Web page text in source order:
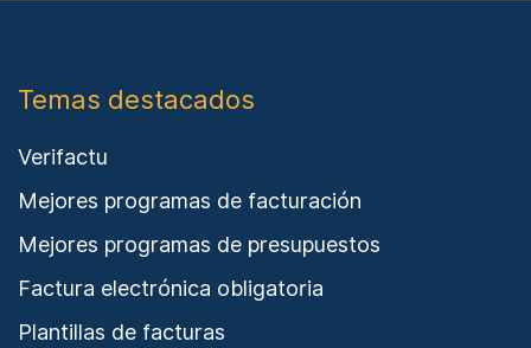
Temas destacados
Verifactu
Mejores programas de facturación
Mejores programas de presupuestos
Factura electrónica obligatoria
Plantillas de facturas